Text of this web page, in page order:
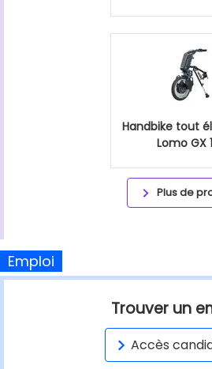
Handbike tout
Lomo GX
Plus de
Emploi
Trouver un
Accès